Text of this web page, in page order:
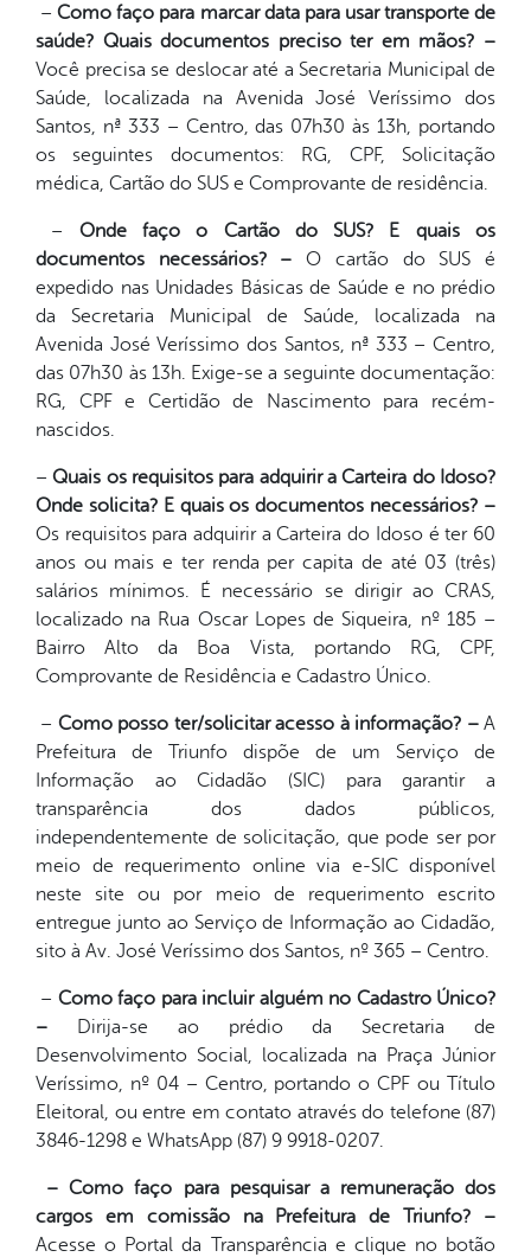
–Como faço para marcar data para usar transporte de
saúde? Quais documentos preciso ter em mãos? –
Você precisa se deslocar até a Secretaria Municipal de
Saúde, localizada na Avenida José Veríssimo dos
Santos, nª 333 – Centro, das 07h30 às 13h, portando
os seguintes documentos: RG, CPF, Solicitação
médica, Cartão do SUS e Comprovante de residência.
– Onde faço o Cartão do SUS? E quais os
documentos necessários? –O cartão do SUS é
expedido nas Unidades Básicas de Saúde e no prédio
da Secretaria Municipal de Saúde, localizada na
Avenida José Veríssimo dos Santos, nª 333 – Centro,
das 07h30 às 13h. Exige-se a seguinte documentação:
RG, CPF e Certidão de Nascimento para recém-
nascidos.
–Quais os requisitos para adquirir a Carteira do Idoso?
Onde solicita? E quais os documentos necessários? –
Os requisitos para adquirir a Carteira do Idoso é ter 60
anos ou mais e ter renda per capita de até 03 (três)
salários mínimos. É necessário se dirigir ao CRAS,
localizado na Rua Oscar Lopes de Siqueira, nº 185 –
Bairro Alto da Boa Vista, portando RG, CPF,
Comprovante de Residência e Cadastro Único.
– Como posso ter/solicitar acesso à informação? –A
Prefeitura de Triunfo dispõe de um Serviço de
Informação ao Cidadão (SIC) para garantir a
transparência dos dados públicos,
independentemente de solicitação, que pode ser por
meio de requerimento online via e-SIC disponível
neste site ou por meio de requerimento escrito
entregue junto ao Serviço de Informação ao Cidadão,
sito à Av. José Veríssimo dos Santos, nº 365 – Centro.
– Como faço para incluir alguém no Cadastro Único?
–
Dirija-se ao prédio da Secretaria de
Desenvolvimento Social, localizada na Praça Júnior
Veríssimo, nº 04 – Centro, portando o CPF ou Título
Eleitoral, ou entre em contato através do telefone (87)
3846-1298 e WhatsApp (87) 9 9918-0207.
– Como faço para pesquisar a remuneração dos
cargos em comissão na Prefeitura de Triunfo? –
Acesse o Portal da Transparência e clique no botão